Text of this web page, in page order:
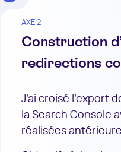
AXE 2
Construction
redirections
J’ai croisé l’export
la Search Console
réalisées